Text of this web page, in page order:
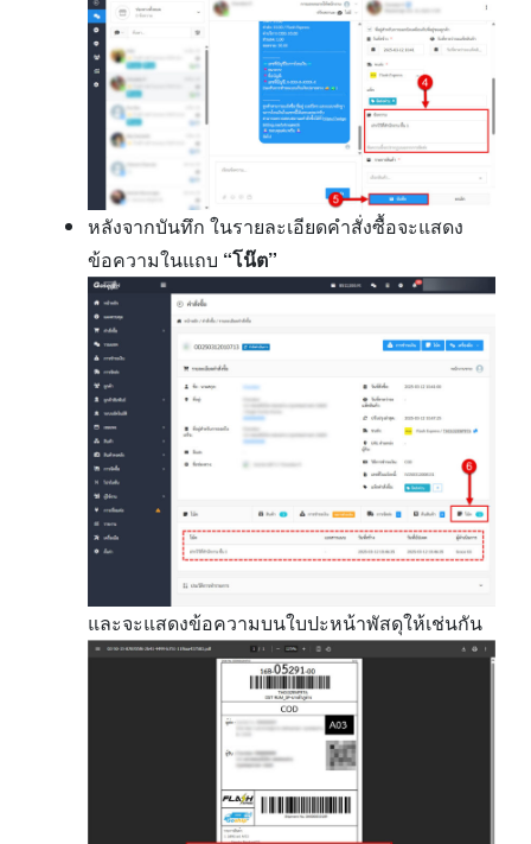
หลังจากบันทึก ในรายละเอียดคำสั่งซื้อจะแสดง
ข้อความในแถบ “โน๊ต”
และจะแสดงข้อความบนใบปะหน้าพัสดุให้เช่นกัน